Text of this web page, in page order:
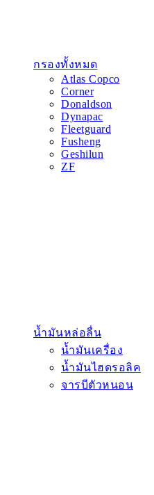
กรองทั้งหมด
Atlas Copco
Corner
Donaldson
Dynapac
Fleetguard
Fusheng
Geshilun
ZF
น้ำมันหล่อลื่น
น้ำมันเครื่อง
น้ำมันไฮดรอลิค
จารบีตัวหนอน